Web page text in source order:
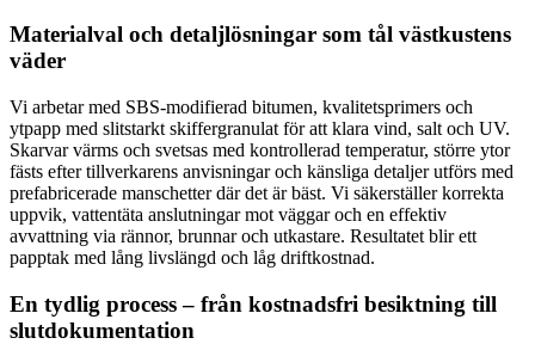
Materialval och detaljlösningar som tål västkustens
väder
Vi arbetar med SBS-modifierad bitumen, kvalitetsprimers och
ytpapp med slitstarkt skiffergranulat för att klara vind, salt och UV.
Skarvar värms och svetsas med kontrollerad temperatur, större ytor
fästs efter tillverkarens anvisningar och känsliga detaljer utförs med
prefabricerade manschetter där det är bäst. Vi säkerställer korrekta
uppvik, vattentäta anslutningar mot väggar och en effektiv
avvattning via rännor, brunnar och utkastare. Resultatet blir ett
papptak med lång livslängd och låg driftkostnad.
En tydlig process – från kostnadsfri besiktning till
slutdokumentation